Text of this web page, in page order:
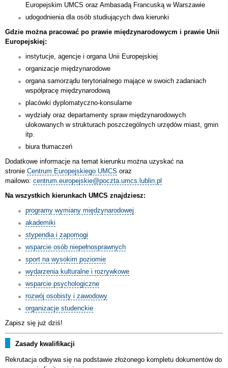
Europejskim UMCS oraz Ambasadą Francuską w Warszawie
udogodnienia dla osób studiujących dwa kierunki
Gdzie można pracować po prawie międzynarodowycm i prawie Unii
Europejskiej:
instytucje, agencje i organa Unii Europejskiej
organizacje międzynarodowe
organa samorządu terytorialnego mające w swoich zadaniach
współpracę międzynarodową
placówki dyplomatyczno-konsularne
wydziały oraz departamenty spraw międzynarodowych
ulokowanych w strukturach poszczególnych urzędów miast, gmin
itp.
biura tłumaczeń
Dodatkowe informacje na temat kierunku można uzyskać na
stronie Centrum Europejskiego UMCS oraz
mailowo: centrum.europejskie@poczta.umcs.lublin.pl
Na wszystkich kierunkach UMCS znajdziesz:
programy wymiany międzynarodowej
akademiki
stypendia i zapomogi
wsparcie osób niepełnosprawnych
sport na wysokim poziomie
wydarzenia kulturalne i rozrywkowe
wsparcie psychologiczne
rozwój osobisty i zawodowy
organizacje studenckie
Zapisz się już dziś!
Zasady kwalifikacji
Rekrutacja odbywa się na podstawie złożonego kompletu dokumentów do